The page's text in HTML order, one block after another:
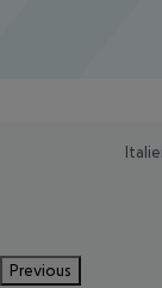
Previous